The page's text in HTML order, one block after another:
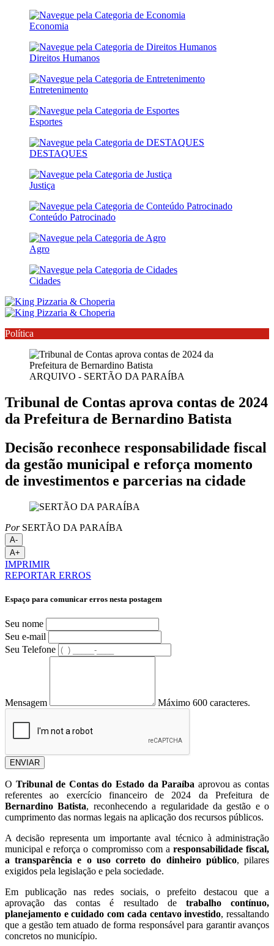
Economia
Direitos Humanos
Entretenimento
Esportes
DESTAQUES
Justiça
Conteúdo Patrocinado
Agro
Cidades
Política
ARQUIVO - SERTÃO DA PARAÍBA
Tribunal de Contas aprova contas de 2024
da Prefeitura de Bernardino Batista
Decisão reconhece responsabilidade fiscal
da gestão municipal e reforça momento
de investimentos e parcerias na cidade
PorSERTÃO DA PARAÍBA
A-
A+
IMPRIMIR
REPORTAR ERROS
Espaço para comunicar erros nesta postagem
Seu nome
Seu e-mail
Seu Telefone
Mensagem Máximo 600 caracteres.
ENVIAR
O Tribunal de Contas do Estado da Paraíba aprovou as contas
referentes ao exercício financeiro de 2024 da Prefeitura de
Bernardino Batista, reconhecendo a regularidade da gestão e o
cumprimento das normas legais na aplicação dos recursos públicos.
A decisão representa um importante aval técnico à administração
municipal e reforça o compromisso com a responsabilidade fiscal,
a transparência e o uso correto do dinheiro público, pilares
exigidos pela legislação e pela sociedade.
Em publicação nas redes sociais, o prefeito destacou que a
aprovação das contas é resultado de trabalho contínuo,
planejamento e cuidado com cada centavo investido, ressaltando
que a gestão tem atuado de forma responsável para garantir avanços
concretos no município.